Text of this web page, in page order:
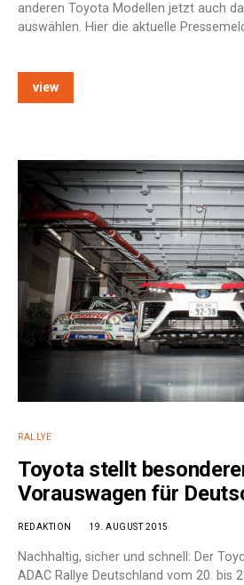
anderen Toyota Modellen jetzt auch
auswählen. Hier die aktuelle
view
RALLYE
Toyota stellt
Vorauswagen für
REDAKTION 19. AUGUST 2015
Nachhaltig, sicher und schnell: Der
ADAC Rallye Deutschland vom 20. bis